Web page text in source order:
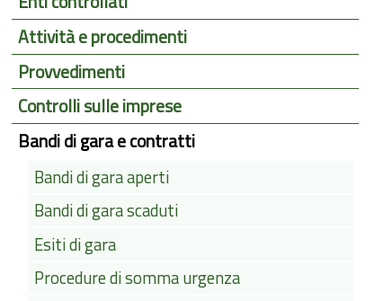
Attività e procedimenti
Provvedimenti
Controlli sulle imprese
Bandi di gara e contratti
Bandi di gara aperti
Bandi di gara scaduti
Esiti di gara
Procedure di somma urgenza